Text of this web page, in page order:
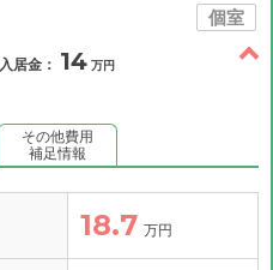
個室
入居金： 14 万円
その他費用
補足情報
18.7 万円